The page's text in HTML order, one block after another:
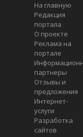
На главную
Редакция
портала
О проекте
Реклама на
портале
партнеры
Отзывы и
предложения
Интернет-
услуги
Разработка
сайтов